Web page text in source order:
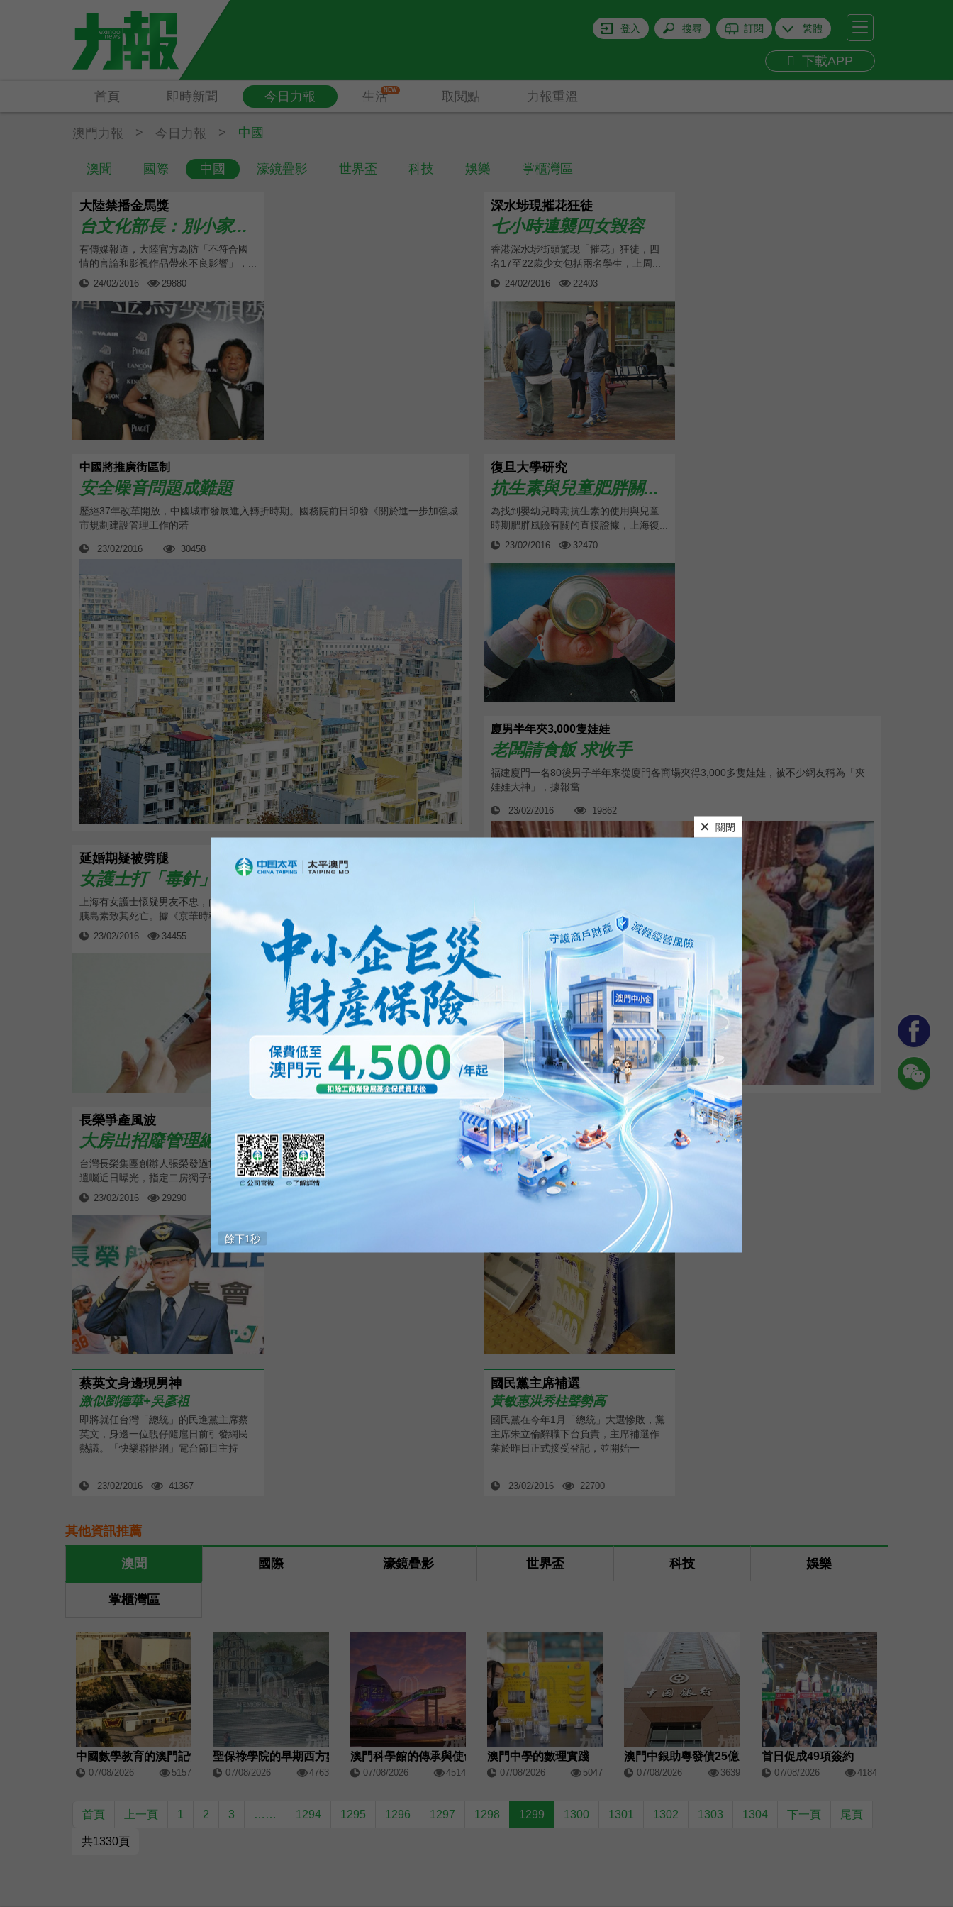
登入 搜尋 訂閱 繁體
下載APP
首頁 即時新聞 今日力報
澳聞 國際 中國 濠鏡疊影 世界盃 科技 娛樂 掌櫃灣區
生活NEW 取閱點 力報重溫
澳門力報 > 今日力報 > 中國
大陸禁播金馬獎
台文化部長：別小家...
有傳媒報道，大陸官方為防「不符合國
情的言論和影視作品帶來不良影響」，...
24/02/2016 29880
中國將推廣街區制
安全噪音問題成難題
歷經37年改革開放，中國城市發展進入轉折時期。國務院前日印發《關於進一步加強城
市規劃建設管理工作的若
23/02/2016 30458
延婚期疑被劈腿
女護士打「毒針」殺...
上海有女護士懷疑男友不忠，向他注射
胰島素致其死亡。據《京華時報》報道...
23/02/2016 34455
長榮爭產風波
大房出招廢管理總部
台灣長榮集團創辦人張榮發過世後，其
遺囑近日曝光，指定二房獨子張國煒出...
23/02/2016 29290
蔡英文身邊現男神
激似劉德華+吳彥祖
即將就任台灣「總統」的民進黨主席蔡
英文，身邊一位靚仔隨扈日前引發網民
熱議。「快樂聯播網」電台節目主持
23/02/2016 41367
深水埗現摧花狂徒
七小時連襲四女毀容
香港深水埗街頭驚現「摧花」狂徒，四
名17至22歲少女包括兩名學生，上周...
24/02/2016 22403
復旦大學研究
抗生素與兒童肥胖關...
為找到嬰幼兒時期抗生素的使用與兒童
時期肥胖風險有關的直接證據，上海復...
23/02/2016 32470
廈男半年夾3,000隻娃娃
老闆請食飯 求收手
福建廈門一名80後男子半年來從廈門各商場夾得3,000多隻娃娃，被不少網友稱為「夾
娃娃大神」，據報當
23/02/2016 19862
「本民」前召集人黃台仰落網
藏身處起炸彈原料
香港旺角暴亂中的關鍵人物、本土民主
前線前召集人黃台仰前日下午被捕，警...
23/02/2016
國民黨主席補選
黃敏惠洪秀柱聲勢高
國民黨在今年1月「總統」大選慘敗，黨
主席朱立倫辭職下台負責，主席補選作
業於昨日正式接受登記，並開始一
23/02/2016 22700
其他資訊推薦
澳聞 國際 濠鏡疊影 世界盃 科技 娛樂
掌櫃灣區
中國數學教育的澳門記憶
07/08/2026 5157
聖保祿學院的早期西方數學教育
07/08/2026 4763
澳門科學館的傳承與使命
07/08/2026 4514
澳門中學的數理實踐
07/08/2026 5047
澳門中銀助粵發債25億元
07/08/2026 3639
首日促成49項簽約
07/08/2026 4184
首頁 上一頁 1 2 3 …… 1294 1295 1296 1297 1298 1299 1300 1301 1302 1303 1304 下一頁 尾頁
共1330頁